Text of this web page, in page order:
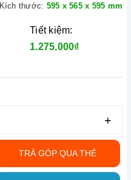
Kích thước: 595 x 565 x 595 mm
Tiết kiệm:
1.275.000₫
+
TRẢ GÓP QUA THẺ